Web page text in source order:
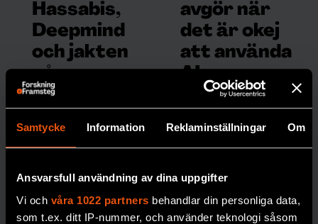
Samtycke Information Reklaminställningar Om
Ansvarsfull användning av dina uppgifter
Vi och våra 1022 partners behandlar din personliga data,
som t.ex. ditt IP-nummer, och använder teknologi såsom
Hassabis,
Deepmind
och jakten
på
superintelli
en av AI-
utvecklingens mest
kända profiler.
avgör när
det är okej
att använda
AI
Vi låter gärnaAI
avslöja
bankbedrägerier,
men tvekar inför att
brottslingar eller fatta
beslut om vapen.